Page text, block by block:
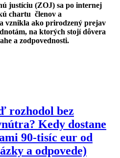
justíciu (ZOJ) sa po internej
chartu členov a
vznikla ako prirodzený prejav
na ktorých stojí dôvera
a zodpovednosti.
rozhodol bez
Kedy dostane
90-tisíc eur od
a odpovede)